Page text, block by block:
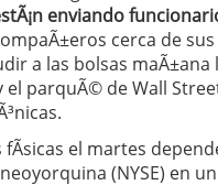
es demasiado tarde 20/07/
Deben Saber los
proceso tradicional:
mÃ©dica cuando
enviando
cerca de
a las bolsas maÃ±ana
el parquÃ© de Wall
el martes
(NYSE) en